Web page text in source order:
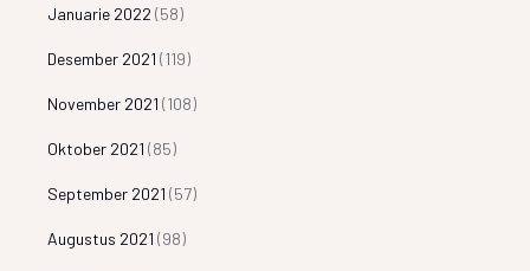
Januarie 2022 (58)
Desember 2021 (119)
November 2021 (108)
Oktober 2021 (85)
September 2021 (57)
Augustus 2021 (98)